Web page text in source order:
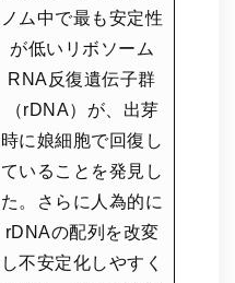
ノム中で最も安定性
が低いリボソーム
RNA反復遺伝子群
（rDNA）が、出芽
時に娘細胞で回復し
ていることを発見し
た。さらに人為的に
rDNAの配列を改変
し不安定化しやすく